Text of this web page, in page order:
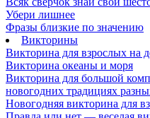
Убери лишнее
Фразы близкие по значению
Викторины
Викторина для взрослых на
Викторина океаны и моря
Викторина для большой
новогодних традициях
Новогодняя викторина для